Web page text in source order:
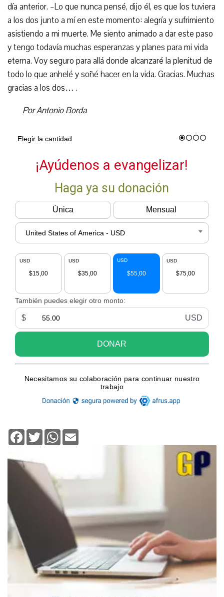
día anterior. –Lo que nunca pensé, dijo él, es que los tuviera
a los dos junto a mí en este momento: alegría y sufrimiento
asistiendo a mi muerte. Me siento animado a dar este paso
y tengo todavía muchas esperanzas y planes para mi vida
eterna. Voy seguro para allá donde alcanzaré la plenitud de
todo lo que anhelé y soñé hacer en la vida. Gracias. Muchas
gracias a los dos… .
Por Antonio Borda
Facebook
TwitterWhatsApp